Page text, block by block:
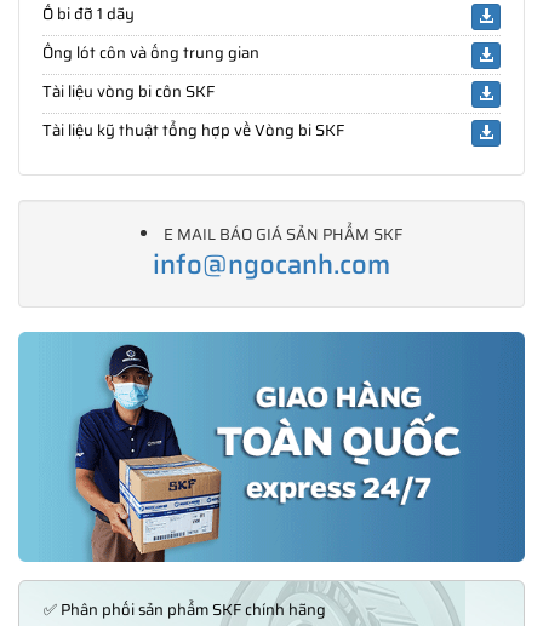
Ổ bi đỡ 1 dãy
Ống lót côn và ống trung gian
Tài liệu vòng bi côn SKF
Tài liệu kỹ thuật tổng hợp về Vòng bi SKF
E MAIL BÁO GIÁ SẢN PHẨM SKF
info@ngocanh.com
✅ Phân phối sản phẩm SKF chính hãng